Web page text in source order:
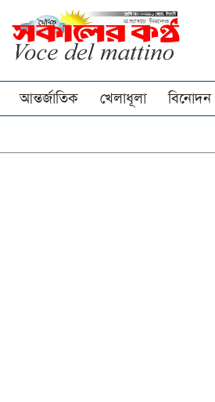
আন্তর্জাতিক খেলাধূলা বিনোদন